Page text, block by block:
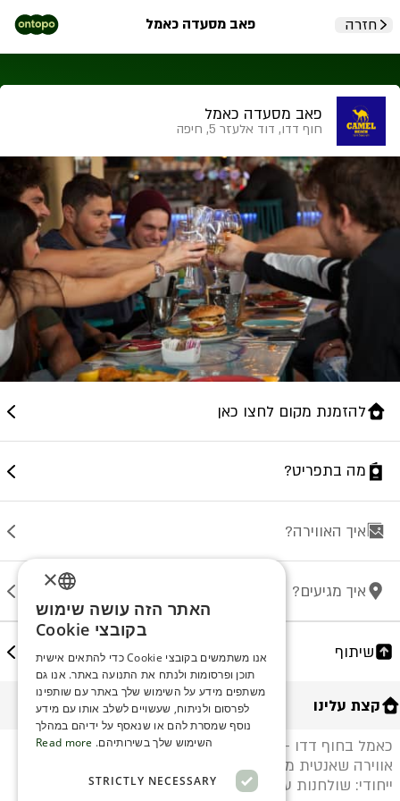
חזרה פאב מסעדה כאמל
פאב מסעדה כאמל
חוף דדו, דוד אלעזר 5, חיפה
להזמנת מקום לחצו כאן
מה בתפריט?
איך האווירה?
איך מגיעים?
שיתוף
קצת עלינו
כאמל בחוף דדו - המקום הוותיק ביותר בחיפה מ-1993.
אווירה שאנטית מול הים, מוזיקה מגוונת לכל שעה. עיצוב
ייחודי: שולחנות עץ ופינות זולה עם נרגילות. ישיבה על
ENGLISH
SERBIA
HEBREW
RUSSIAN
SERBIAN-2
×
האתר הזה עושה שימוש
בקובצי Cookie
אנו משתמשים בקובצי Cookie כדי להתאים אישית
תוכן ופרסומות ולנתח את התנועה באתר. אנו גם
משתפים מידע על השימוש שלך באתר עם שותפינו
לפרסום ולניתוח, שעשויים לשלב אותו עם מידע
נוסף שמסרת להם או שנאסף על ידיהם במהלך
השימוש שלך בשירותיהם. Read more
STRICTLY NECESSARY